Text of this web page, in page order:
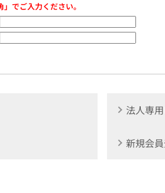
でご入力ください。
法人専
新規会